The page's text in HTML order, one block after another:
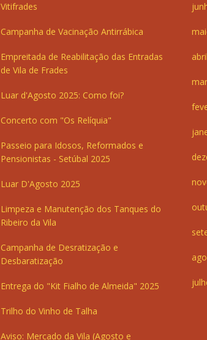
Vitifrades
Campanha de Vacinação Antirrábica
Empreitada de Reabilitação das Entradas
de Vila de Frades
Luar d'Agosto 2025: Como foi?
Concerto com "Os Relíquia"
Passeio para Idosos, Reformados e
Pensionistas - Setúbal 2025
Luar D'Agosto 2025
Limpeza e Manutenção dos Tanques do
Ribeiro da Vila
Campanha de Desratização e
Desbaratização
Entrega do "Kit Fialho de Almeida" 2025
Trilho do Vinho de Talha
Aviso: Mercado da Vila (Agosto e